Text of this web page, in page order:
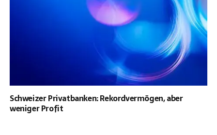
Schweizer Privatbanken: Rekordvermögen, aber
weniger Profit